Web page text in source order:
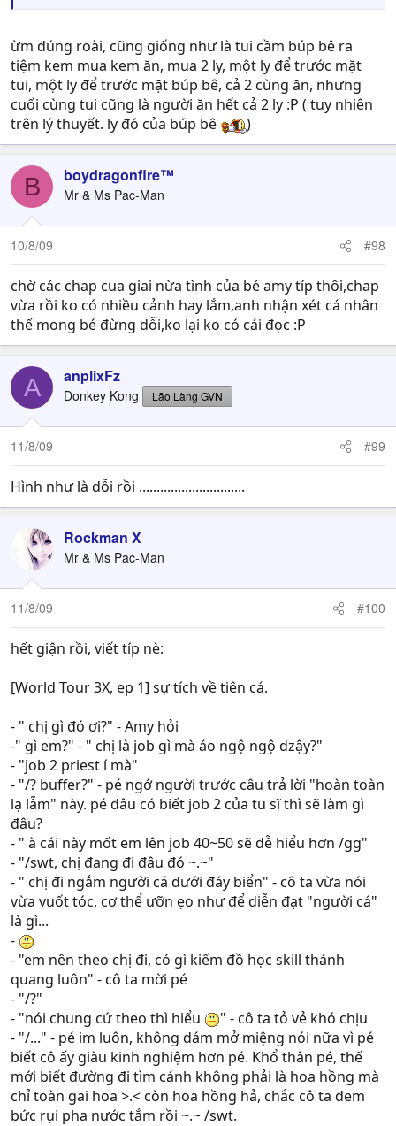
ừm đúng roài, cũng giống như là tui cầm búp bê ra
tiệm kem mua kem ăn, mua 2 ly, một ly để trước mặt
tui, một ly để trước mặt búp bê, cả 2 cùng ăn, nhưng
cuối cùng tui cũng là người ăn hết cả 2 ly :P ( tuy nhiên
trên lý thuyết. ly đó của búp bê
)
B boydragonfire™
Mr & Ms Pac-Man
10/8/09 #98
chờ các chap cua giai nừa tình của bé amy típ thôi,chap
vừa rồi ko có nhiều cảnh hay lắm,anh nhận xét cá nhân
thế mong bé đừng dỗi,ko lại ko có cái đọc :P
A anplixFz
Donkey Kong Lão Làng GVN
11/8/09 #99
Hình như là dỗi rồi ..............................
Rockman X
Mr & Ms Pac-Man
11/8/09 #100
hết giận rồi, viết típ nè:
[World Tour 3X, ep 1] sự tích về tiên cá.
- " chị gì đó ơi?" - Amy hỏi
-" gì em?" - " chị là job gì mà áo ngộ ngộ dzậy?"
- "job 2 priest í mà"
- "/? buffer?" - pé ngớ người trước câu trả lời "hoàn toàn
lạ lẫm" này. pé đâu có biết job 2 của tu sĩ thì sẽ làm gì
đâu?
- " à cái này mốt em lên job 40~50 sẽ dễ hiểu hơn /gg"
- "/swt, chị đang đi đâu đó ~.~"
- " chị đi ngắm người cá dưới đáy biển" - cô ta vừa nói
vừa vuốt tóc, cơ thể ưỡn ẹo như để diễn đạt "người cá"
là gì...
-
- "em nên theo chị đi, có gì kiếm đồ học skill thánh
quang luôn" - cô ta mời pé
- "/?"
- "nói chung cứ theo thì hiểu
" - cô ta tỏ vẻ khó chịu
- "/..." - pé im luôn, không dám mở miệng nói nữa vì pé
biết cô ấy giàu kinh nghiệm hơn pé. Khổ thân pé, thế
mới biết đường đi tìm cánh không phải là hoa hồng mà
chỉ toàn gai hoa >.< còn hoa hồng hả, chắc cô ta đem
bức rụi pha nước tắm rồi ~.~ /swt.